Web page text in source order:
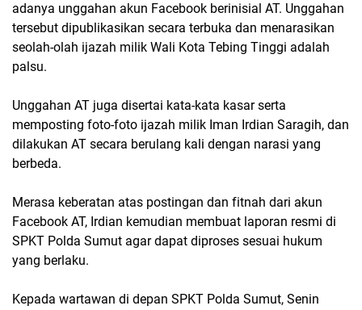
adanya unggahan akun Facebook berinisial AT. Unggahan
tersebut dipublikasikan secara terbuka dan menarasikan
seolah-olah ijazah milik Wali Kota Tebing Tinggi adalah
palsu.
Unggahan AT juga disertai kata-kata kasar serta
memposting foto-foto ijazah milik Iman Irdian Saragih, dan
dilakukan AT secara berulang kali dengan narasi yang
berbeda.
Merasa keberatan atas postingan dan fitnah dari akun
Facebook AT, Irdian kemudian membuat laporan resmi di
SPKT Polda Sumut agar dapat diproses sesuai hukum
yang berlaku.
Kepada wartawan di depan SPKT Polda Sumut, Senin